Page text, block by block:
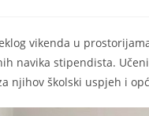
vikenda u
navika stipendista.
njihov školski uspjeh i